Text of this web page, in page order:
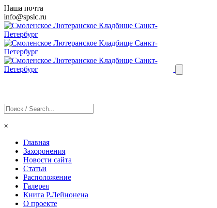
Наша почта
info@spslc.ru
×
Главная
Захоронения
Новости сайта
Статьи
Расположение
Галерея
Книга Р.Лейнонена
О проекте